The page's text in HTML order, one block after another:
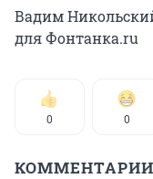
Вадим
для Фонтанка.ru
0 0
КОММЕНТАРИИ